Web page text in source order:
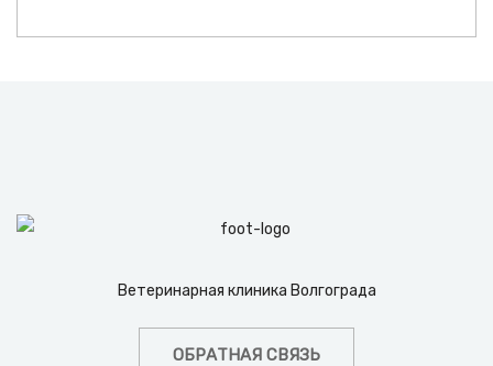
Ветеринарная клиника Волгограда
ОБРАТНАЯ СВЯЗЬ